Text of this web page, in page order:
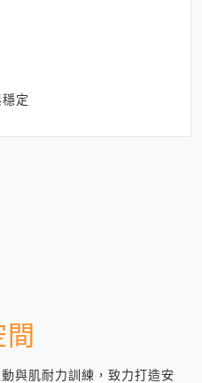
定
與肌耐力訓練，致力打造安